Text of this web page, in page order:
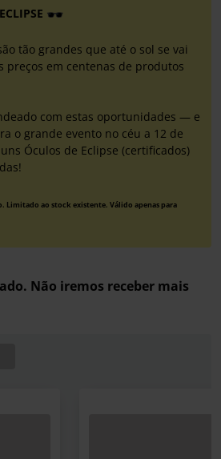
tão grandes que até o sol se vai
preços em centenas de produtos
com estas oportunidades — e
o grande evento no céu a 12 de
Óculos de Eclipse (certificados)
Limitado ao stock existente. Válido apenas para
Não iremos receber mais